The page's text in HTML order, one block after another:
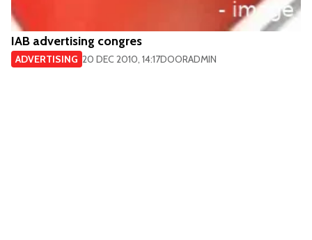
IAB advertising congres
ADVERTISING 20 DEC 2010, 14:17DOORADMIN